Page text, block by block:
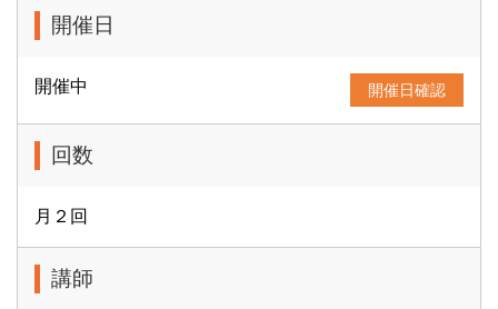
開催日
開催中 開催日確認
回数
月２回
講師